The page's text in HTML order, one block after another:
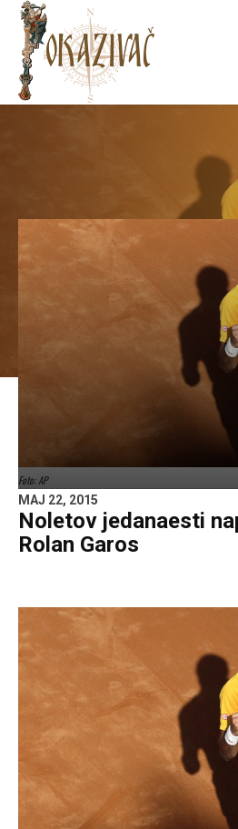
Foto: AP
MAJ 22, 2015
Noletov jedanaesti
Rolan Garos